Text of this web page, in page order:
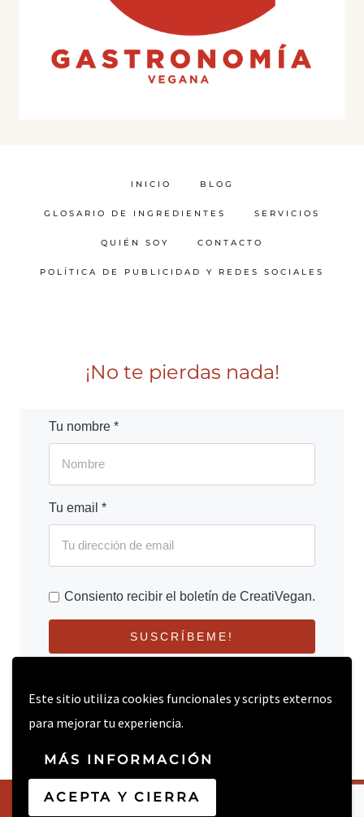
Este sitio utiliza cookies funcionales y scripts externos
para mejorar tu experiencia.
MÁS INFORMACIÓN
ACEPTA Y CIERRA
INICIO BLOG
GLOSARIO DE INGREDIENTES SERVICIOS
QUIÉN SOY CONTACTO
POLÍTICA DE PUBLICIDAD Y REDES SOCIALES
¡No te pierdas nada!
Tu nombre *
Tu email *
Consiento recibir el boletín de CreatiVegan.
SUSCRÍBEME!
© 2026 CREATIVEGAN.NET